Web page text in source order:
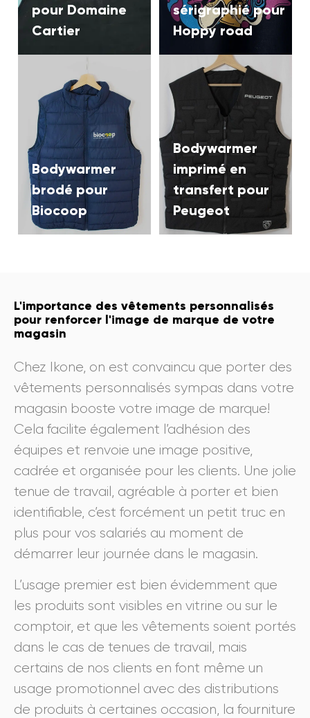
pour Domaine
Cartier
sérigraphié pour
Hoppy road
Bodywarmer
brodé pour
Biocoop
Bodywarmer
imprimé en
transfert pour
Peugeot
L'importance des vêtements personnalisés
pour renforcer l'image de marque de votre
magasin
Chez Ikone, on est convaincu que porter des
vêtements personnalisés sympas dans votre
magasin booste votre image de marque!
Cela facilite également l’adhésion des
équipes et renvoie une image positive,
cadrée et organisée pour les clients. Une jolie
tenue de travail, agréable à porter et bien
identifiable, c’est forcément un petit truc en
plus pour vos salariés au moment de
démarrer leur journée dans le magasin.
L’usage premier est bien évidemment que
les produits sont visibles en vitrine ou sur le
comptoir, et que les vêtements soient portés
dans le cas de tenues de travail, mais
certains de nos clients en font même un
usage promotionnel avec des distributions
de produits à certaines occasion, la fourniture
email
Je m'inscris
En vous inscrivant, vous acceptez de recevoir nos e-mails.
Désabonnement possible à tout moment.